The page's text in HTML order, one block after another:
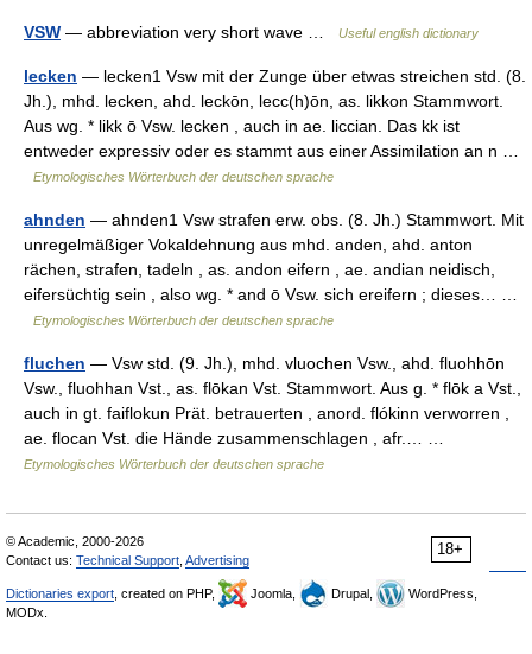
VSW — abbreviation very short wave … Useful english dictionary
lecken — lecken1 Vsw mit der Zunge über etwas streichen std. (8.
Jh.), mhd. lecken, ahd. leckōn, lecc(h)ōn, as. likkon Stammwort.
Aus wg. * likk ō Vsw. lecken , auch in ae. liccian. Das kk ist
entweder expressiv oder es stammt aus einer Assimilation an n …
Etymologisches Wörterbuch der deutschen sprache
ahnden — ahnden1 Vsw strafen erw. obs. (8. Jh.) Stammwort. Mit
unregelmäßiger Vokaldehnung aus mhd. anden, ahd. anton
rächen, strafen, tadeln , as. andon eifern , ae. andian neidisch,
eifersüchtig sein , also wg. * and ō Vsw. sich ereifern ; dieses… …
Etymologisches Wörterbuch der deutschen sprache
fluchen — Vsw std. (9. Jh.), mhd. vluochen Vsw., ahd. fluohhōn
Vsw., fluohhan Vst., as. flōkan Vst. Stammwort. Aus g. * flōk a Vst.,
auch in gt. faiflokun Prät. betrauerten , anord. flókinn verworren ,
ae. flocan Vst. die Hände zusammenschlagen , afr.… …
Etymologisches Wörterbuch der deutschen sprache
18+
© Academic, 2000-2026
Contact us: Technical Support Advertising
Dictionaries export , created on PHP, Joomla, Drupal,
WordPress,
MODx.